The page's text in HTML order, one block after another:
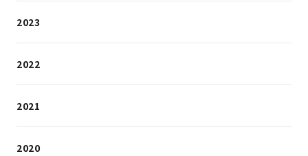
2023
2022
2021
2020